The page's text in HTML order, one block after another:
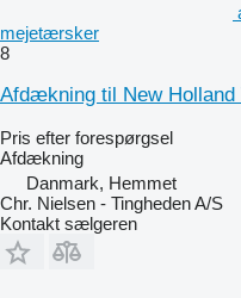
mejetærsker
8
Afdækning til New
Pris efter forespørgsel
Afdækning
Danmark, Hemmet
Chr. Nielsen - Tingheden A/S
Kontakt sælgeren